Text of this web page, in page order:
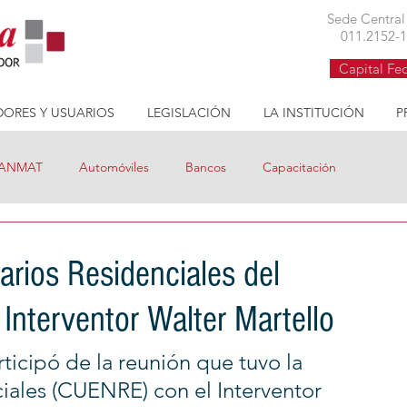
Sede
011.2152-
Capital
Y USUARIOS LEGISLACIÓN LA INSTITUCIÓN
Automóviles Bancos Capacitación
Gas Información Internet Precios cuidados
Procrear Reclamos Tarifas Tarifa Social
Residenciales del
Walter Martello
de la reunión que tuvo la
(CUENRE) con el Interventor